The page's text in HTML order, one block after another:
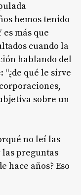
hemos tenido
más que
cuando la
hablando del
“¿de qué le sirve
sobre un
no leí las
preguntas
hace años? Eso